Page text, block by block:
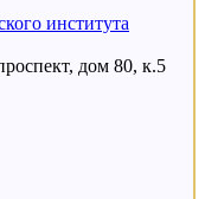
института
дом 80, к.5